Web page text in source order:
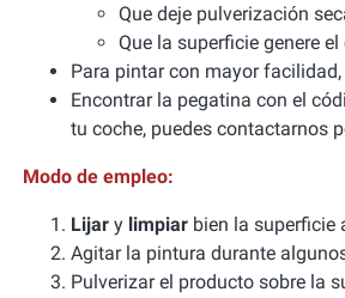
Que deje pulverización
Que la superficie genere
Para pintar con mayor facilidad,
Encontrar la pegatina con el
tu coche, puedes contactarnos
Modo de empleo:
Lijar y limpiar bien la superficie
Agitar la pintura durante
Pulverizar el producto sobre la